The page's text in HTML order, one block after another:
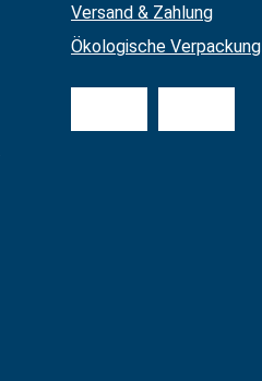
Versand & Zahlung
Ökologische Verpackung